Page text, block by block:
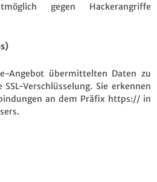
gegen Hackerangriffe
Angebot übermittelten Daten zu
Verschlüsselung. Sie erkennen
an dem Präfix https:// in